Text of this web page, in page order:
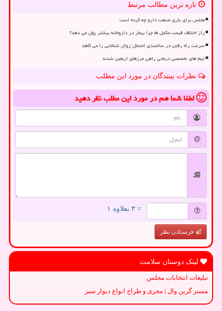
تازه ترین مطالب مرتبط
مجلس برای یاری صنعت دارو چه کرده است
راز اختلاف قیمت مکمل ها چرا بیمار در داروخانه بیشتر پول می دهد؟
سرعت راه رفتن در سالمندی احتمال زوال شناختی را می کاهد
تیم های تخصصی درمانی راهی مرزهای اربعین شدند
نظرات بینندگان در مورد این مطلب
لطفا شما همدر مورد این مطلبنظر دهید
= ۳ بعلاوه ۱
فرستادن نظر
لینک دوستان سلامت
تبلیغات انتخابات مجلس
مستر گرین وال | مجری و طراح انواع دیوار سبز